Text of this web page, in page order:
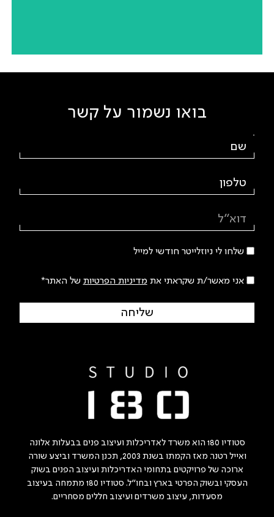
Wellness center
גלילות | יזם פרטי | מרכז Wellness
בואו נשמור על קשר
שלחו לי ניוזלייטר חודשי למייל
אני מאשר/ת שקראתי את מדיניות הפרטיות של האתר*
שליחה
סטודיו 180 הוא משרד לאדריכלות ועיצוב פנים בבעלות אלונה
ואייל רטנר. מאז הקמתו בשנת 2003, תכנן המשרד וביצע שורה
ארוכה של פרויקטים בתחומי האדריכלות ועיצוב הפנים בשוק
העסקי ובשוק הפרטי בארץ ובחו"ל. סטודיו 180 מתמחה בעיצוב
מסעדות, עיצוב משרדים ועיצוב חללים מסחריים.